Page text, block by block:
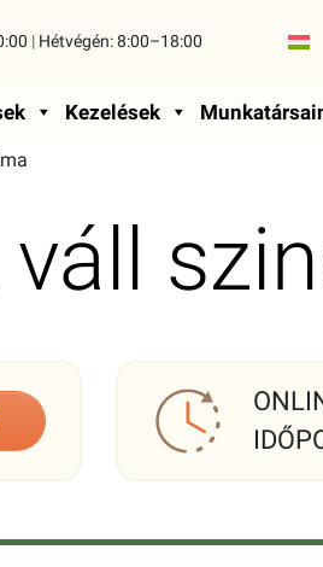
| Hétvégén:8:00–18:00
Kezelések